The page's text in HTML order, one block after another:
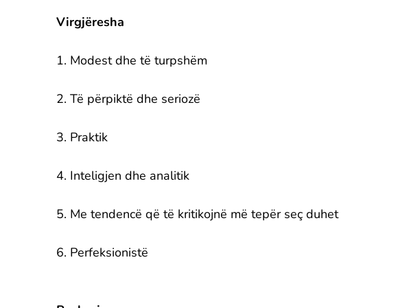
Virgjëresha
1. Modest dhe të turpshëm
2. Të përpiktë dhe seriozë
3. Praktik
4. Inteligjen dhe analitik
5. Me tendencë që të kritikojnë më tepër seç duhet
6. Perfeksionistë